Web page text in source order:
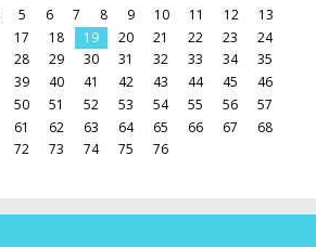
5 6 7 8 9 10 11 12
13
17 18 19 20 21 22 23
24
28 29 30 31 32 33 34
35
39 40 41 42 43 44 45
46
50 51 52 53 54 55 56
57
61 62 63 64 65 66 67
68
72 73 74 75 76